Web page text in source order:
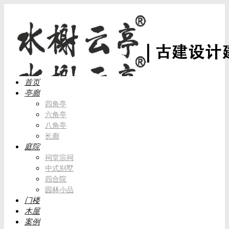
首页
亭廊
四角亭
六角亭
八角亭
长廊
庭院
祠堂宗祠
中式别墅
四合院
园林小品
门楼
木屋
案例